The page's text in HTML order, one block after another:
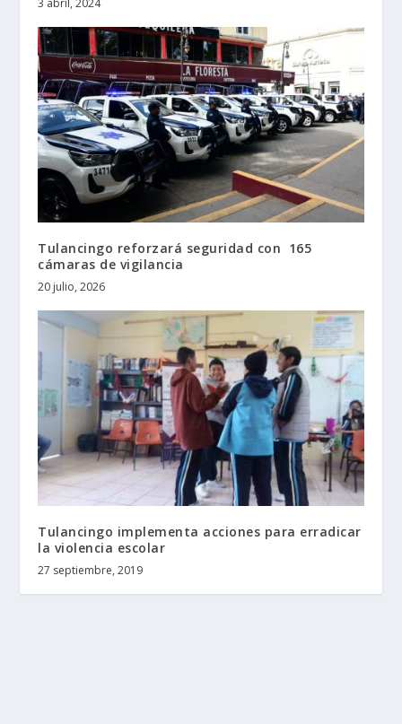
3 abril, 2024
Tulancingo reforzará seguridad con 165
cámaras de vigilancia
20 julio, 2026
Tulancingo implementa acciones para erradicar
la violencia escolar
27 septiembre, 2019